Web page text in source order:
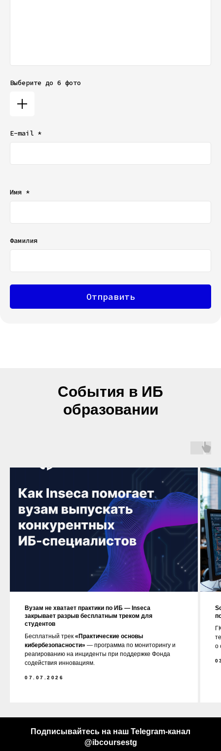
Выберите до 6 фото
E-mail *
Имя *
Фамилия
Отправить
События в ИБ
образовании
Вузам не хватает практики по ИБ — Inseca
закрывает разрыв бесплатным треком для
студентов
Бесплатный трек «Практические основы
кибербезопасности» — программа по мониторингу и
реагированию на инциденты при поддержке Фонда
содействия инновациям.
07.07.2026
о
Подписывайтесь на наш Telegram-канал
@ibcoursestg